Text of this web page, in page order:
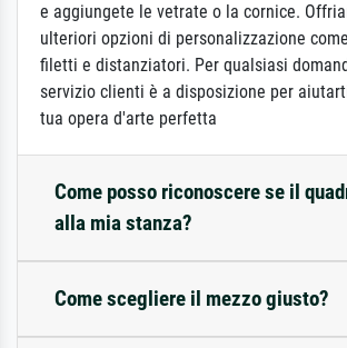
e aggiungete le vetrate o la cornice.
ulteriori opzioni di personalizzazione
filetti e distanziatori. Per qualsiasi
servizio clienti è a disposizione per
tua opera d'arte perfetta
Come posso riconoscere se il
alla mia stanza?
Come scegliere il mezzo giusto?